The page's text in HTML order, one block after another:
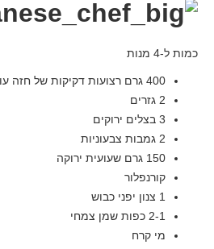
כמות ל-4 מנות
400 גרם רצועות דקיקות של חזה עוף או בקר ללא שומן
2 גזרים
3 בצלים ירוקים
2 גמבות צבעוניות
150 גרם שעועית ירוקה
קורנפלור
1 צנון יפני כבוש
2-1 כפות שמן צמחי
מי קרח